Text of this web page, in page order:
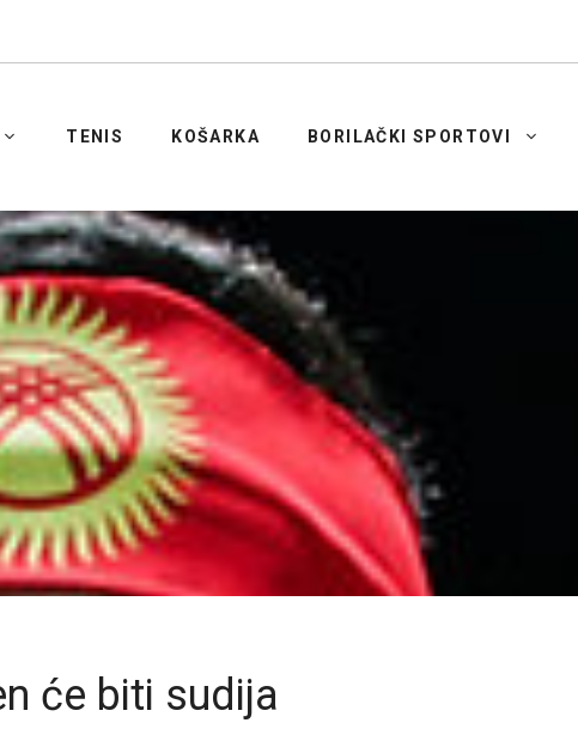
TENIS KOŠARKA BORILAČKI SPORTOVI
će biti sudija